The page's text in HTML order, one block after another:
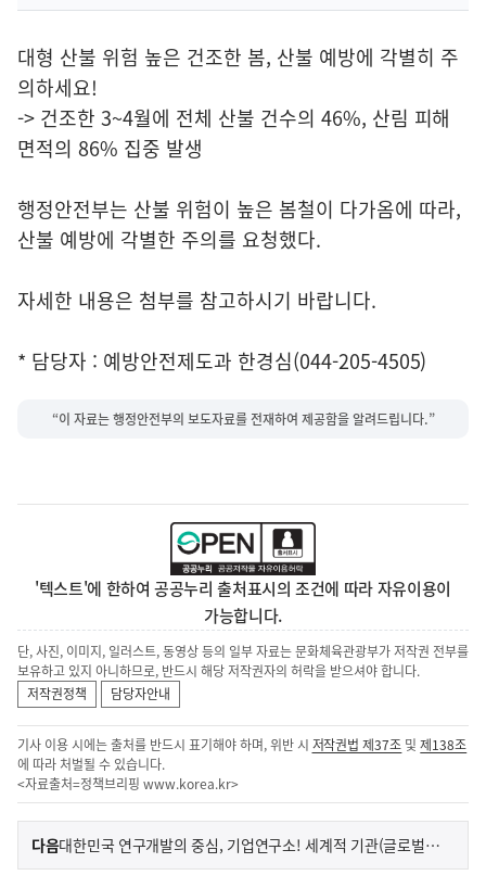
대형 산불 위험 높은 건조한 봄, 산불 예방에 각별히 주
의하세요!
-> 건조한 3~4월에 전체 산불 건수의 46%, 산림 피해
면적의 86% 집중 발생
행정안전부는 산불 위험이 높은 봄철이 다가옴에 따라,
산불 예방에 각별한 주의를 요청했다.
자세한 내용은 첨부를 참고하시기 바랍니다.
* 담당자 : 예방안전제도과 한경심(044-205-4505)
“이 자료는 행정안전부의 보도자료를 전재하여 제공함을 알려드립니다.”
'텍스트'에 한하여 공공누리 출처표시의 조건에 따라 자유이용이
가능합니다.
단, 사진, 이미지, 일러스트, 동영상 등의 일부 자료는 문화체육관광부가 저작권 전부를
보유하고 있지 아니하므로, 반드시 해당 저작권자의 허락을 받으셔야 합니다.
저작권정책
담당자안내
기사 이용 시에는 출처를 반드시 표기해야 하며, 위반 시 저작권법 제37조 및제138조
에 따라 처벌될 수 있습니다.
<자료출처=정책브리핑 www.korea.kr>
이
전
다음기
대한민국 연구개발의 중심, 기업연구소! 세계적 기관(글로벌 리더)으로 키운다